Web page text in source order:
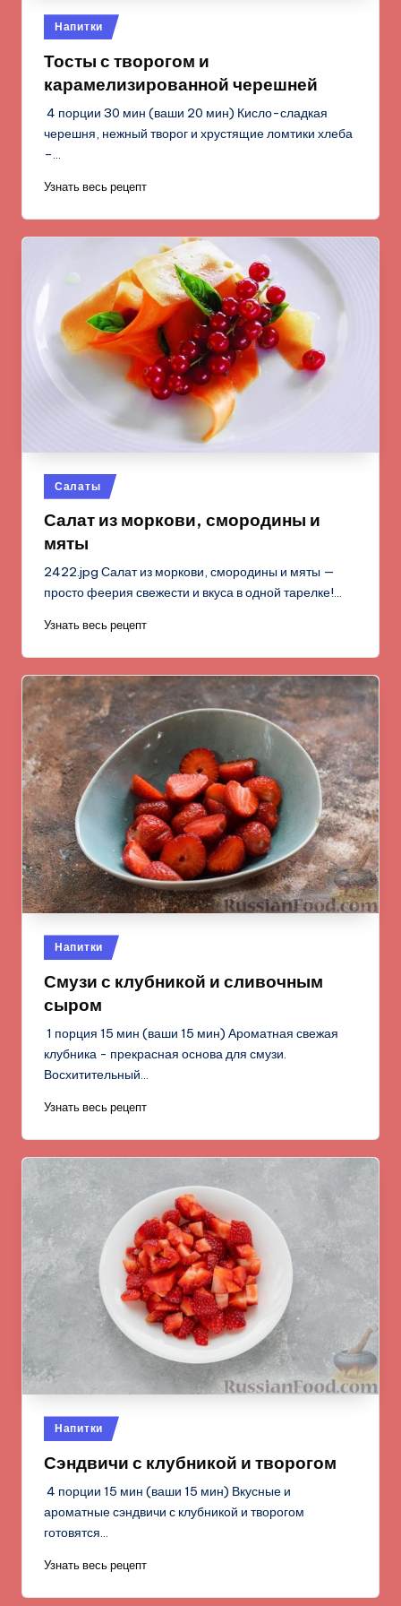
Опубликовано
в
Напитки
Тосты с творогом и
карамелизированной черешней
4 порции 30 мин (ваши 20 мин) Кисло-сладкая
черешня, нежный творог и хрустящие ломтики хлеба
–…
Узнать весь рецепт
Опубликовано
в
Салаты
Салат из моркови, смородины и
мяты
2422.jpg Салат из моркови, смородины и мяты —
просто феерия свежести и вкуса в одной тарелке!…
Узнать весь рецепт
Опубликовано
в
Напитки
Смузи с клубникой и сливочным
сыром
1 порция 15 мин (ваши 15 мин) Ароматная свежая
клубника - прекрасная основа для смузи.
Восхитительный…
Узнать весь рецепт
Опубликовано
в
Напитки
Сэндвичи с клубникой и творогом
4 порции 15 мин (ваши 15 мин) Вкусные и
ароматные сэндвичи с клубникой и творогом
готовятся…
Узнать весь рецепт